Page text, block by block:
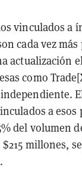
vinculados a
cada vez
actualización
como
a esos
del volumen
millones,